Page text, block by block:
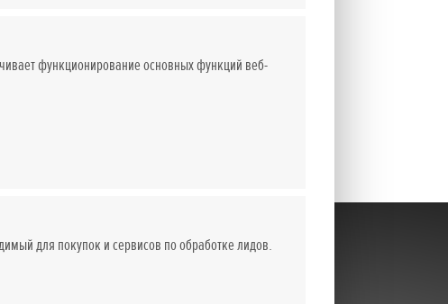
функционирование основных функций веб-
для покупок и сервисов по обработке лидов.